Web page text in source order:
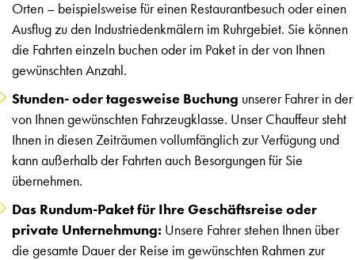
Orten – beispielsweise für einen Restaurantbesuch oder einen
Ausflug zu den Industriedenkmälern im Ruhrgebiet. Sie können
die Fahrten einzeln buchen oder im Paket in der von Ihnen
gewünschten Anzahl.
Stunden- oder tagesweise Buchung unserer Fahrer in der
von Ihnen gewünschten Fahrzeugklasse. Unser Chauffeur steht
Ihnen in diesen Zeiträumen vollumfänglich zur Verfügung und
kann außerhalb der Fahrten auch Besorgungen für Sie
übernehmen.
Das Rundum-Paket für Ihre Geschäftsreise oder
private Unternehmung: Unsere Fahrer stehen Ihnen über
die gesamte Dauer der Reise im gewünschten Rahmen zur